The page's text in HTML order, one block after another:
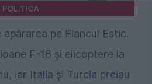
POLITICA
apărarea pe Flancul Estic.
F-18 și elicoptere la
iar Italia și Turcia preiau